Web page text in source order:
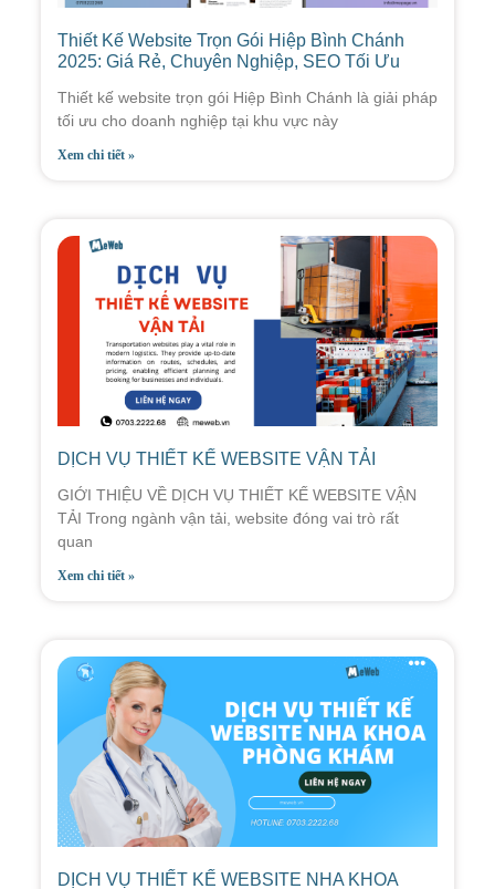
Thiết Kế Website Trọn Gói Hiệp Bình Chánh
2025: Giá Rẻ, Chuyên Nghiệp, SEO Tối Ưu
Thiết kế website trọn gói Hiệp Bình Chánh là giải pháp
tối ưu cho doanh nghiệp tại khu vực này
Xem chi tiết »
DỊCH VỤ THIẾT KẾ WEBSITE VẬN TẢI
GIỚI THIỆU VỀ DỊCH VỤ THIẾT KẾ WEBSITE VẬN
TẢI Trong ngành vận tải, website đóng vai trò rất
quan
Xem chi tiết »
DỊCH VỤ THIẾT KẾ WEBSITE NHA KHOA